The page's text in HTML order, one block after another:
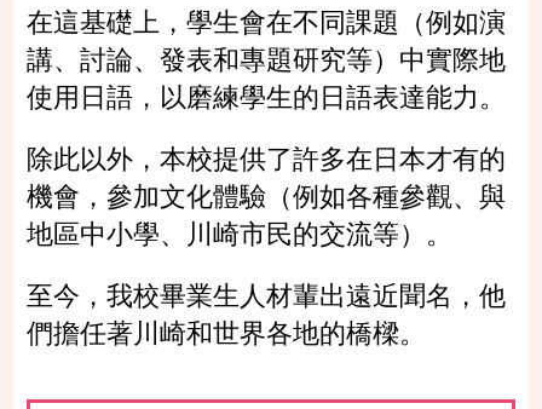
在這基礎上，學生會在不同課題（例如演
講、討論、發表和專題研究等）中實際地
使用日語，以磨練學生的日語表達能力。
除此以外，本校提供了許多在日本才有的
機會，參加文化體驗（例如各種參觀、與
地區中小學、川崎市民的交流等）。
至今，我校畢業生人材輩出遠近聞名，他
們擔任著川崎和世界各地的橋樑。